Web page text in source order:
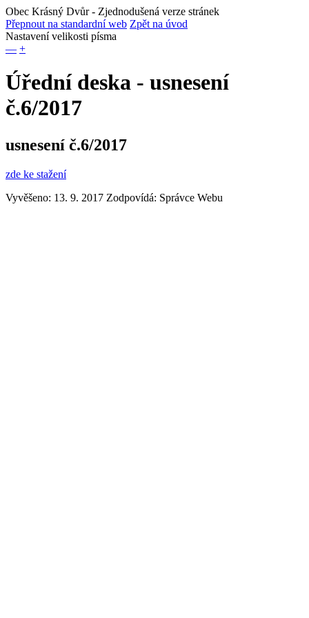
Obec Krásný Dvůr- Zjednodušená verze stránek
Přepnout na standardní web Zpět na úvod
Nastavení velikosti písma
— +
Úřední deska - usnesení
č.6/2017
usnesení č.6/2017
zde ke stažení
Vyvěšeno: 13. 9. 2017 Zodpovídá: Správce Webu